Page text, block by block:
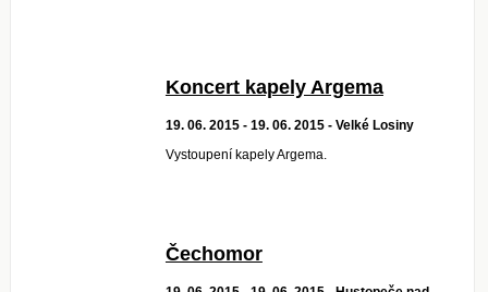
Koncert kapely Argema
19. 06. 2015 - 19. 06. 2015 - Velké Losiny
Vystoupení kapely Argema.
Čechomor